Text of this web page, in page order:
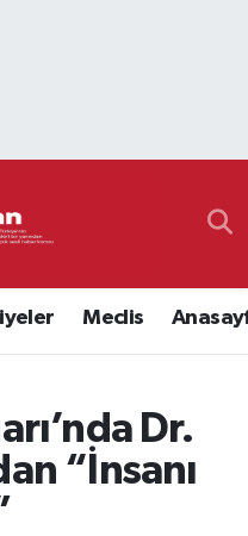
Meclis
Dr.
“İnsanı
Fikstür